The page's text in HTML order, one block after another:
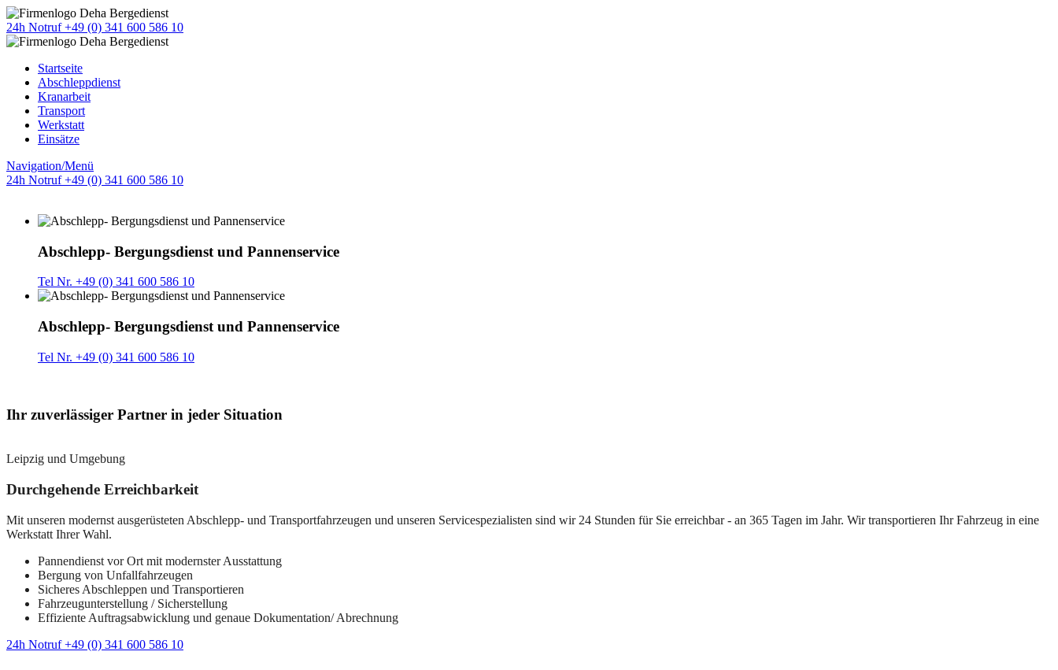
24h Notruf +49 (0) 341 600 586 10
Startseite
Abschleppdienst
Kranarbeit
Transport
Werkstatt
Einsätze
Navigation/Menü
24h Notruf +49 (0) 341 600 586 10
Abschlepp- Bergungsdienst und Pannenservice
Tel Nr. +49 (0) 341 600 586 10
Abschlepp- Bergungsdienst und Pannenservice
Tel Nr. +49 (0) 341 600 586 10
Ihr zuverlässiger Partner in jeder Situation
Leipzig und Umgebung
Durchgehende Erreichbarkeit
Mit unseren modernst ausgerüsteten Abschlepp- und Transportfahrzeugen und unseren Servicespezialisten sind wir 24 Stunden für Sie erreichbar - an 365 Tagen im Jahr. Wir transportieren Ihr Fahrzeug in eine
Werkstatt Ihrer Wahl.
Pannendienst vor Ort mit modernster Ausstattung
Bergung von Unfallfahrzeugen
Sicheres Abschleppen und Transportieren
Fahrzeugunterstellung / Sicherstellung
Effiziente Auftragsabwicklung und genaue Dokumentation/ Abrechnung
24h Notruf +49 (0) 341 600 586 10